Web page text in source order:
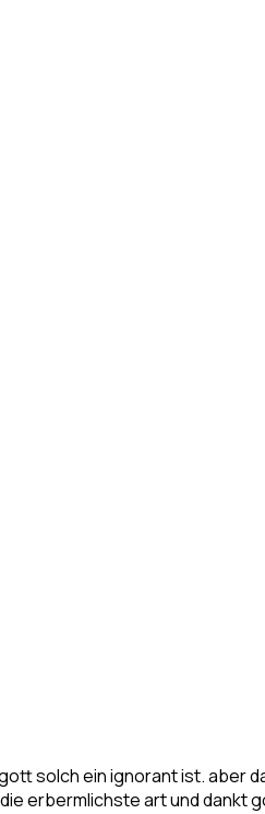
solch ein ignorant ist. aber
erbermlichste art und dankt